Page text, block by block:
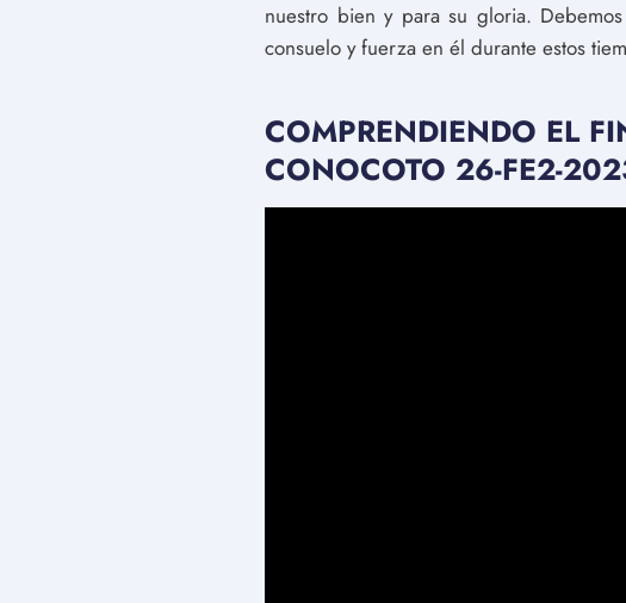
nuestro bien y para su gloria.
consuelo y fuerza en él durante estos
COMPRENDIENDO EL
CONOCOTO 26-FE2-